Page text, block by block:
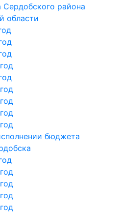
Сердобского района
области
бюджета